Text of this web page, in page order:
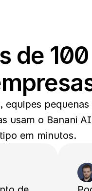
de
equipes pequenas
usam o Banani AI
em minutos.